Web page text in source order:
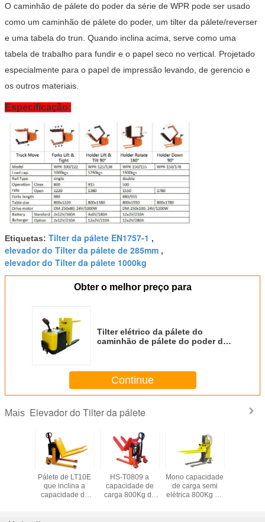
O caminhão de pálete do poder da série de WPR pode ser usado
como um caminhão de pálete do poder, um tilter da pálete/reverser
e uma tabela do trun. Quando inclina acima, serve como uma
tabela de trabalho para fundir e o papel seco no vertical. Projetado
especialmente para o papel de impressão levando, de gerencio e
os outros materiais.
Especificação:
Etiquetas: Tilter da pálete EN1757-1 ,
elevador do Tilter da pálete de 285mm ,
elevador do Tilter da pálete 1000kg
Obter o melhor preço para
Tilter elétrico da pálete do
caminhão de pálete do poder da
tabela da volta
Continue
Mais Elevador do Tilter da pálete
Pálete de LT10E
que inclina a
capacidade de
HS-T0809 a
capacidade de
carga 800Kg do
Mono capacidade
de carga semi
elétrica 800Kg do